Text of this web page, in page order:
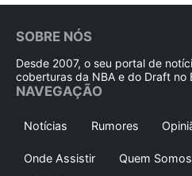
SOBRE NÓS
Desde 2007, o seu portal de
coberturas da NBA e do Draft no
NAVEGAÇÃO
Notícias Rumores
Onde Assistir Quem Somos